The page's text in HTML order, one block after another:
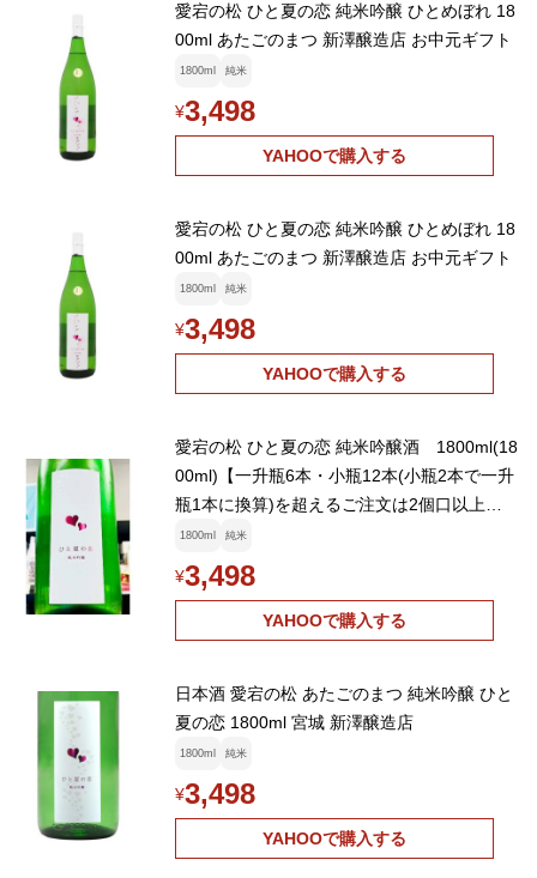
愛宕の松 ひと夏の恋 純米吟醸 ひとめぼれ 18
00ml あたごのまつ 新澤醸造店 お中元ギフト
1800ml 純米
¥3,498
YAHOOで購入する
愛宕の松 ひと夏の恋 純米吟醸 ひとめぼれ 18
00ml あたごのまつ 新澤醸造店 お中元ギフト
1800ml 純米
¥3,498
YAHOOで購入する
愛宕の松 ひと夏の恋 純米吟醸酒 1800ml(18
00ml)【一升瓶6本・小瓶12本(小瓶2本で一升
瓶1本に換算)を超えるご注文は2個口以上と
なり送料別途追加】
1800ml 純米
¥3,498
YAHOOで購入する
日本酒 愛宕の松 あたごのまつ 純米吟醸 ひと
夏の恋 1800ml 宮城 新澤醸造店
1800ml 純米
¥3,498
YAHOOで購入する